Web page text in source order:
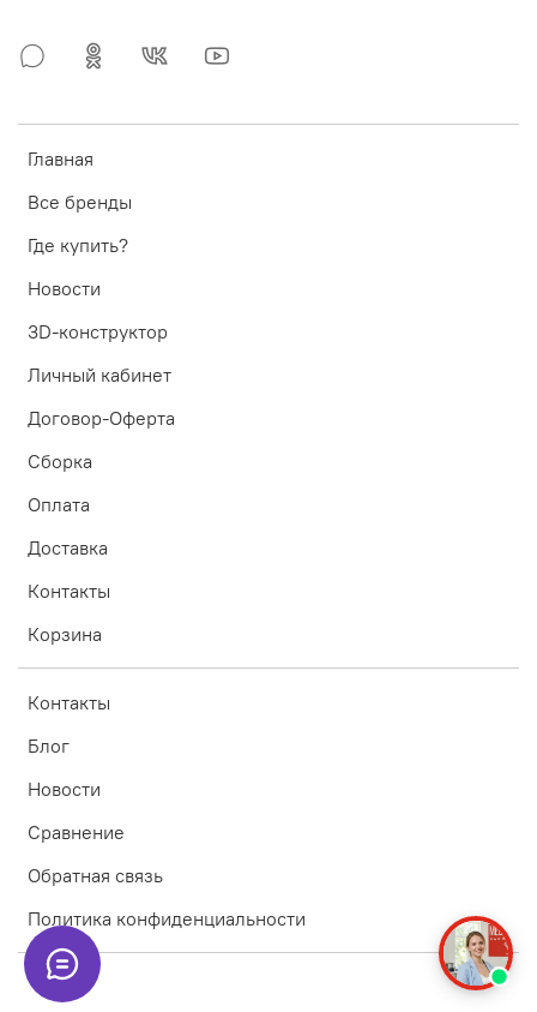
Главная
Все бренды
Где купить?
Новости
3D-конструктор
Личный кабинет
Договор-Оферта
Сборка
Оплата
Доставка
Контакты
Корзина
Контакты
Блог
Новости
Сравнение
Обратная связь
Политика конфиденциальности